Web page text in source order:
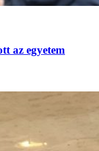
az egyetem